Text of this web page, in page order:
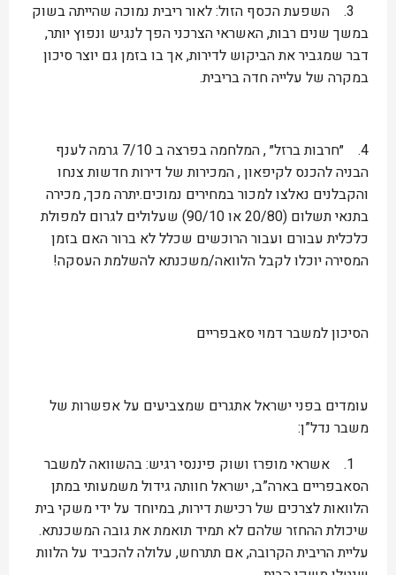
3. השפעת הכסף הזול: לאור ריבית נמוכה שהייתה בשוק
במשך שנים רבות, האשראי הצרכני הפך לנגיש ונפוץ יותר,
דבר שמגביר את הביקוש לדירות, אך בו בזמן גם יוצר סיכון
במקרה של עלייה חדה בריבית.
4. ״חרבות ברזל״ , המלחמה בפרצה ב 7/10 גרמה לענף
הבניה להכנס לקיפאון , המכירות של דירות חדשות צנחו
והקבלנים נאלצו למכור במחירים נמוכים.יתרה מכך, מכירה
בתנאי תשלום (20/80 או 90/10) שעלולים לגרום למפולת
כלכלית עבורם ועבור הרוכשים שכלל לא ברור האם בזמן
המסירה יוכלו לקבל הלוואה/משכנתא להשלמת העסקה!
הסיכון למשבר דמוי סאבפריים
עומדים בפני ישראל אתגרים שמצביעים על אפשרות של
משבר נדל”ן:
1. אשראי מופרז ושוק פיננסי רגיש: בהשוואה למשבר
הסאבפריים בארה”ב, ישראל חוותה גידול משמעותי במתן
הלוואות לצרכים של רכישת דירות, במיוחד על ידי משקי בית
שיכולת ההחזר שלהם לא תמיד תואמת את גובה המשכנתא.
עליית הריבית הקרובה, אם תתרחש, עלולה להכביד על הלוות